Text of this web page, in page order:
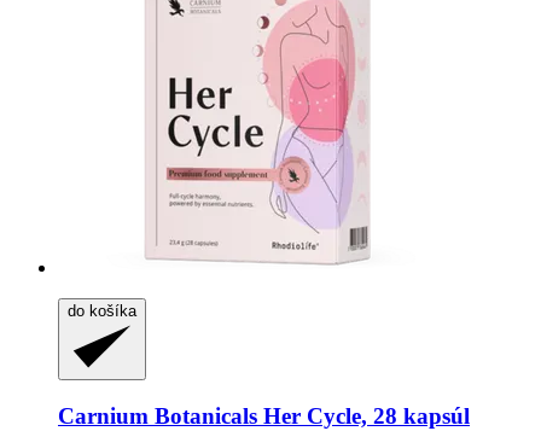
do košíka
Carnium Botanicals Her Cycle, 28 kapsúl